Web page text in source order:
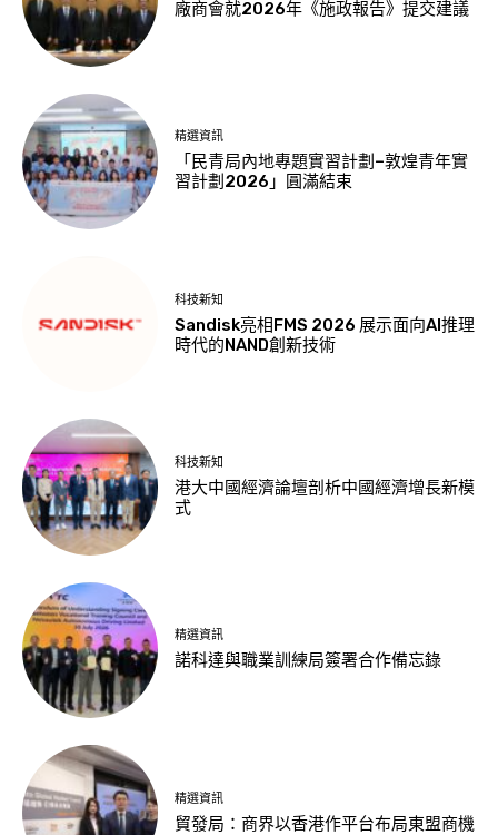
廠商會就2026年《施政報告》提交建議
精選資訊
「民青局內地專題實習計劃–敦煌青年實
習計劃2026」圓滿結束
科技新知
Sandisk亮相FMS 2026 展示面向AI推理
時代的NAND創新技術
科技新知
港大中國經濟論壇剖析中國經濟增長新模
式
精選資訊
諾科達與職業訓練局簽署合作備忘錄
精選資訊
貿發局：商界以香港作平台布局東盟商機